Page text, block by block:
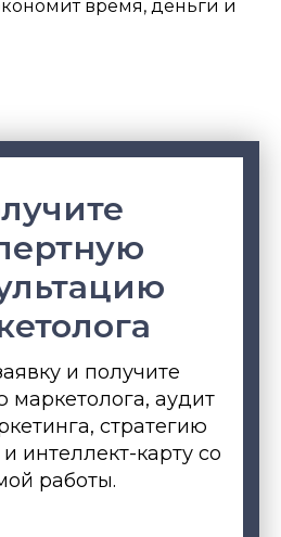
время, деньги и
и получите
маркетолога, аудит
стратегию
интеллект-карту со
работы.